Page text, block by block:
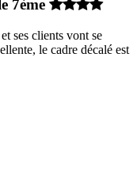
7ème
ses clients vont se
le cadre décalé est